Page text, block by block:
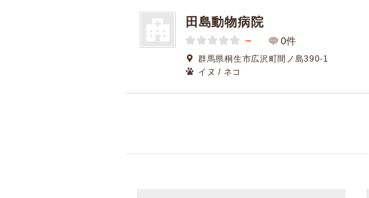
田島動物病院
－ 0件
群馬県桐生市広沢町間ノ島390-1
イヌ / ネコ